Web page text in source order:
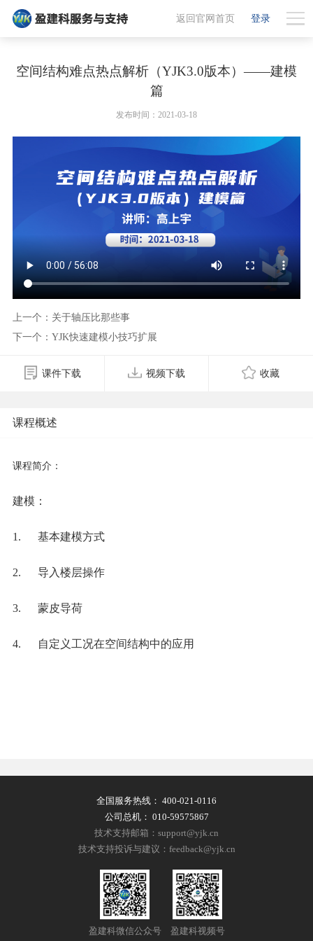
登录
返回官网首页
空间结构难点热点解析（YJK3.0版本）——建模
篇
发布时间：2021-03-18
上一个：关于轴压比那些事
下一个：YJK快速建模小技巧扩展
课件下载 视频下载 收藏
课程概述
课程简介：
建模：
1. 基本建模方式
2. 导入楼层操作
3. 蒙皮导荷
4. 自定义工况在空间结构中的应用
全国服务热线： 400-021-0116
公司总机： 010-59575867
技术支持邮箱：support@yjk.cn
技术支持投诉与建议：feedback@yjk.cn
盈建科微信公众号 盈建科视频号